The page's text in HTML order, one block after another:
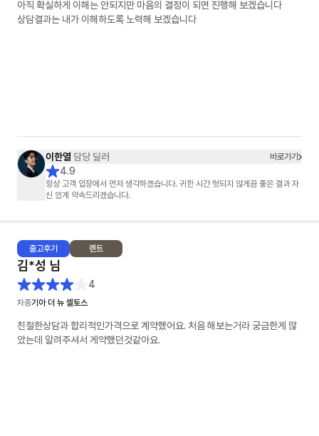
아직 확실하게 이해는 안되지만 마음의 결정이 되면 진행해 보겠습니다
상담결과는 내가 이해하도록 노력해 보겠습니다
이한열 담당 딜러 바로가기
4.9
항상 고객 입장에서 먼저 생각하겠습니다. 귀한 시간 헛되지 않게끔 좋은 결과 자
신 있게 약속드리겠습니다.
출고후기 렌트
김*성 님
4
차종기아 더 뉴 셀토스
친절한상담과 합리적인가격으로 계약했어요. 처음 해보는거라 궁금한게 많
았는데 알려주셔서 게약했던것같아요.